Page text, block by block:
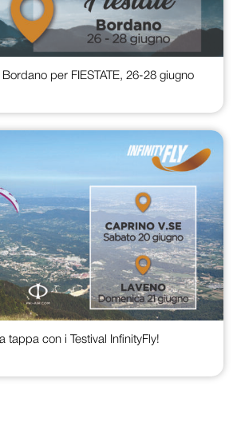
Bordano per FIESTATE, 26-28 giugno
tappa con i Testival InfinityFly!